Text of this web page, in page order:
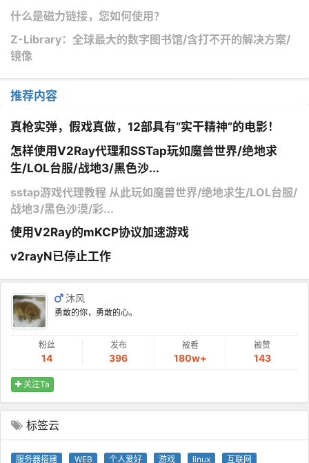
什么是磁力链接，您如何使用？
Z-Library：全球最大的数字图书馆/含打不开的解决方案/
镜像
推荐内容
真枪实弹，假戏真做，12部具有“实干精神”的电影！
怎样使用V2Ray代理和SSTap玩如魔兽世界/绝地求
生/LOL台服/战地3/黑色沙...
sstap游戏代理教程 从此玩如魔兽世界/绝地求生/LOL台服/
战地3/黑色沙漠/彩...
使用V2Ray的mKCP协议加速游戏
v2rayN已停止工作
沐风
勇敢的你，勇敢的心。
粉丝
14
发布
396
被看
180w+
被赞
143
关注Ta
标签云
服务器搭建 WEB 个人爱好 游戏 linux 互联网